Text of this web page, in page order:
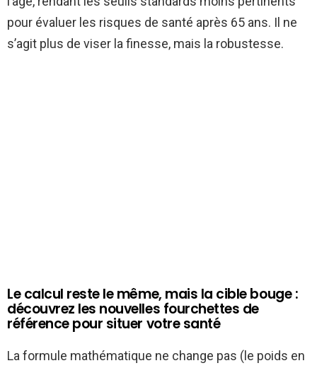
pour évaluer les risques de santé après 65 ans. Il ne
s’agit plus de viser la finesse, mais la robustesse.
Le calcul reste le même, mais la cible bouge :
découvrez les nouvelles fourchettes de
référence pour situer votre santé
La formule mathématique ne change pas (le poids en